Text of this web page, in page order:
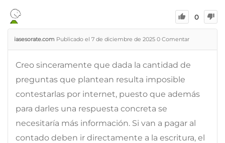
0
iasesorate.com Publicado el 7 de diciembre de 2025 0 Comentar
Creo sinceramente que dada la cantidad de
preguntas que plantean resulta imposible
contestarlas por internet, puesto que además
para darles una respuesta concreta se
necesitaría más información. Si van a pagar al
contado deben ir directamente a la escritura, el